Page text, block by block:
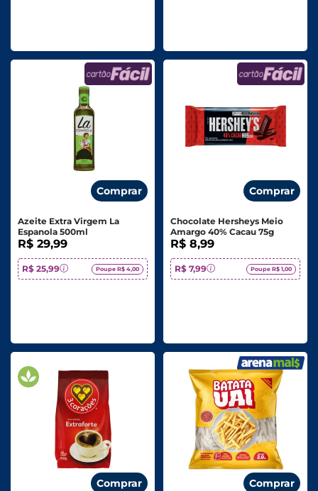
Comprar
Azeite Extra Virgem La
Espanola 500ml
R$ 29,99
R$ 25,99 Poupe R$ 4,00
Comprar
Chocolate Hersheys Meio
Amargo 40% Cacau 75g
R$ 8,99
R$ 7,99 Poupe R$ 1,00
Comprar Comprar